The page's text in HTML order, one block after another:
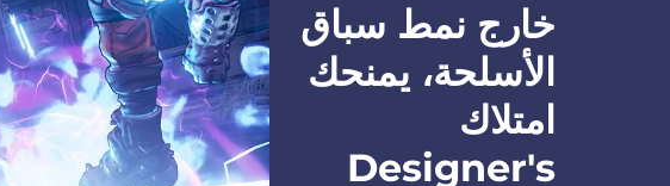
خارج نمط سباق
الأسلحة، يمنحك
امتلاك
Designer's